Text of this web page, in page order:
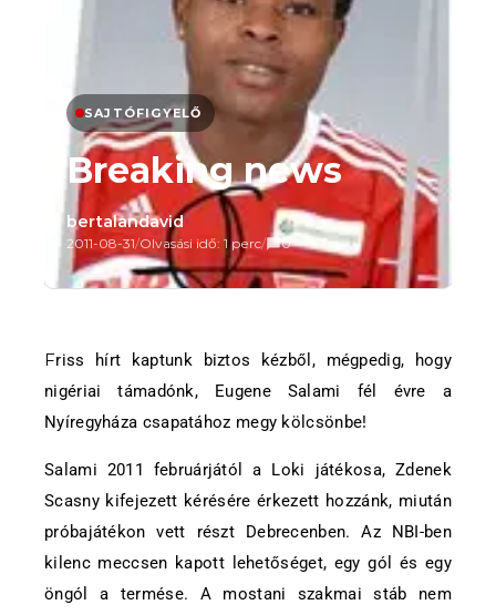
SAJTÓFIGYELŐ
Breaking news
bertalandavid
2011-08-31/Olvasási idő: 1 perc/ 0
Friss hírt kaptunk biztos kézből, mégpedig, hogy
nigériai támadónk, Eugene Salami fél évre a
Nyíregyháza csapatához megy kölcsönbe!
Salami 2011 februárjától a Loki játékosa, Zdenek
Scasny kifejezett kérésére érkezett hozzánk, miután
próbajátékon vett részt Debrecenben. Az NBI-ben
kilenc meccsen kapott lehetőséget, egy gól és egy
öngól a termése. A mostani szakmai stáb nem